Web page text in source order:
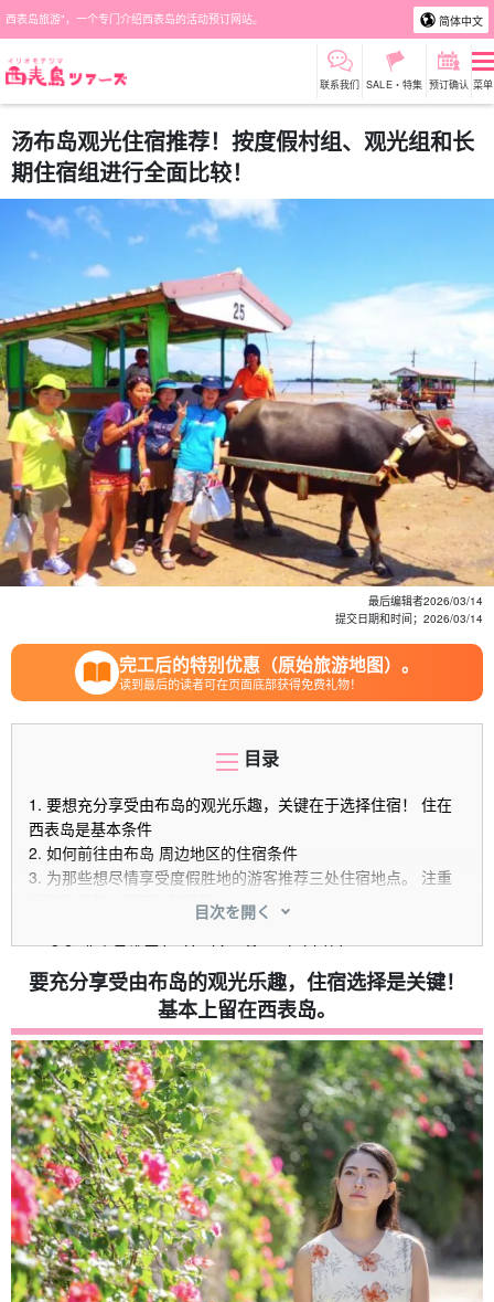
西表岛旅游"，一个专门介绍西表岛的活动预订网站。 简体中文
联系我们 SALE・特集 预订确认 菜单
汤布岛观光住宿推荐！按度假村组、观光组和长
期住宿组进行全面比较！
最后编辑者2026/03/14
提交日期和时间； 2026/03/14
完工后的特别优惠（原始旅游地图）。
读到最后的读者可在页面底部获得免费礼物！
目录
1. 要想充分享受由布岛的观光乐趣，关键在于选择住宿！ 住在
西表岛是基本条件
2. 如何前往由布岛 周边地区的住宿条件
3. 为那些想尽情享受度假胜地的游客推荐三处住宿地点。 注重
壮观的景色、氛围和私密性。
西表岛度假酒店（上原）
3.2.西表岛酒店 by Hoshino Resort（上原）
3.3.西表岛丛林酒店 佩努马雅（高纳）
4.为注重观光和交通便利的游客推荐 3 家酒店。 适合注重舒适
度、地理位置和食物的人。
4.1.竹盛旅馆（大原）
4.2.上原馆（Uehara-kan）。
4.3.西表岛宾馆 Island Time（大原）
5.适合长期居住和工作度假的 3 个推荐住宿选择 住在这里，自
己做饭，体验海岛生活。
5.1.西表岛度假酒店（上原）
5.2.岛本屋（大原）。
5.3.Irumote-so (Uehara).
6.游览由布岛 住宿选择要点
7.有关由布岛住宿的常见问题 (FAQ)
8.摘要
目次を開く
要充分享受由布岛的观光乐趣，住宿选择是关键！
基本上留在西表岛。